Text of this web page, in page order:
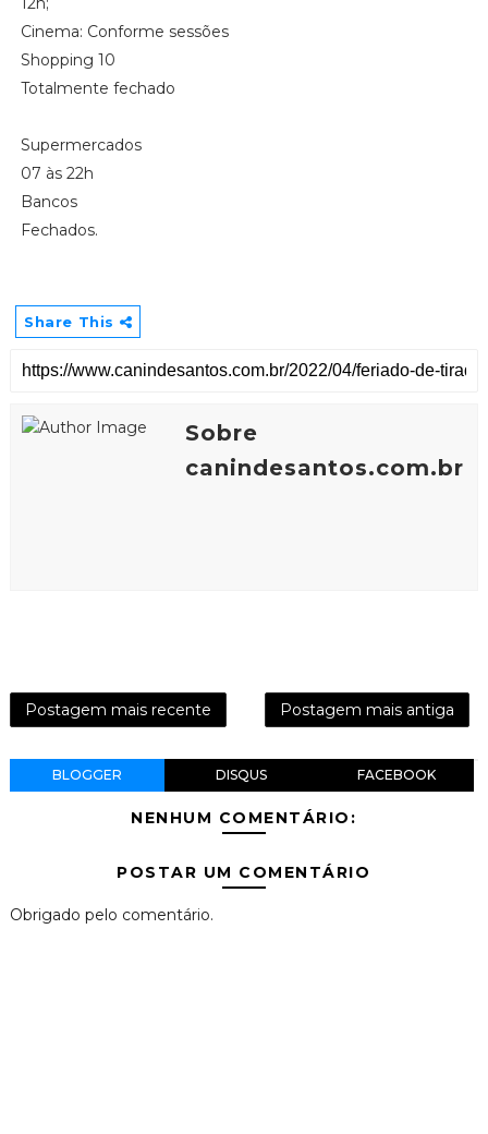
Cinema: Conforme sessões
Shopping 10
Totalmente fechado
Supermercados
07 às 22h
Bancos
Fechados.
Share This
Sobre
canindesantos.com.br
Postagem mais recente Postagem mais antiga
BLOGGER DISQUS FACEBOOK
NENHUM COMENTÁRIO:
POSTAR UM COMENTÁRIO
Obrigado pelo comentário.